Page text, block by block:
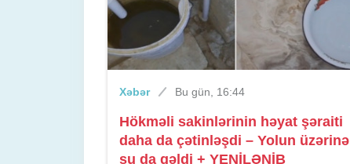
Xəbər Bu gün, 16:44
Hökməli sakinlərinin həyat şəraiti
daha da çətinləşdi – Yolun üzərinə
su da gəldi + YENİLƏNİB